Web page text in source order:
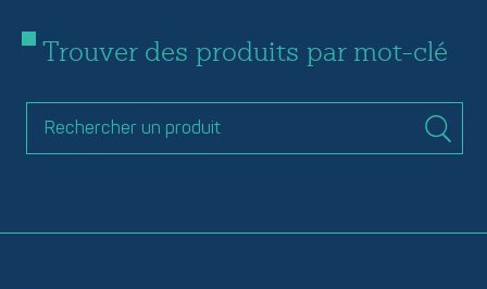
Trouver des produits par mot-clé